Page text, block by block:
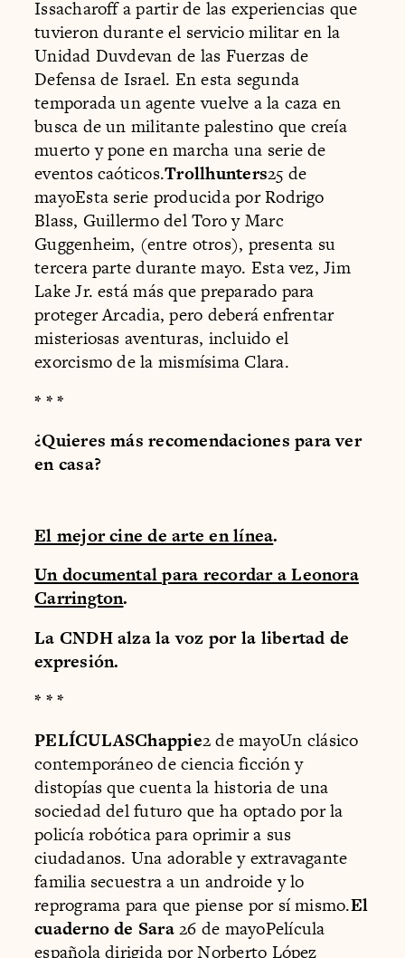
Issacharoff a partir de las experiencias que
tuvieron durante el servicio militar en la
Unidad Duvdevan de las Fuerzas de
Defensa de Israel. En esta segunda
temporada un agente vuelve a la caza en
busca de un militante palestino que creía
muerto y pone en marcha una serie de
eventos caóticos.Trollhunters25 de
mayoEsta serie producida por Rodrigo
Blass, Guillermo del Toro y Marc
Guggenheim, (entre otros), presenta su
tercera parte durante mayo. Esta vez, Jim
Lake Jr. está más que preparado para
proteger Arcadia, pero deberá enfrentar
misteriosas aventuras, incluido el
exorcismo de la mismísima Clara.
* * *
¿Quieres más recomendaciones para ver
en casa?
El mejor cine de arte en línea.
Un documental para recordar a Leonora
Carrington.
La CNDH alza la voz por la libertad de
expresión.
* * *
PELÍCULASChappie2 de mayoUn clásico
contemporáneo de ciencia ficción y
distopías que cuenta la historia de una
sociedad del futuro que ha optado por la
policía robótica para oprimir a sus
ciudadanos. Una adorable y extravagante
familia secuestra a un androide y lo
reprograma para que piense por sí mismo.El
cuaderno de Sara26 de mayoPelícula
española dirigida por Norberto López